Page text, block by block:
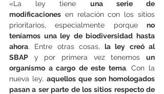
«La ley tiene una serie de
modificaciones en relación con los sitios
prioritarios, especialmente porque no
teníamos una ley de biodiversidad hasta
ahora. Entre otras cosas, la ley creó al
SBAP y por primera vez tenemos un
organismo a cargo de este tema. Con la
nueva ley, aquellos que son homologados
pasan a ser parte de los sitios respecto de